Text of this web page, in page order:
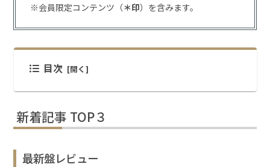
※会員限定コンテンツ（＊印）を含みます。
目次
新着記事 TOP３
最新盤レビュー